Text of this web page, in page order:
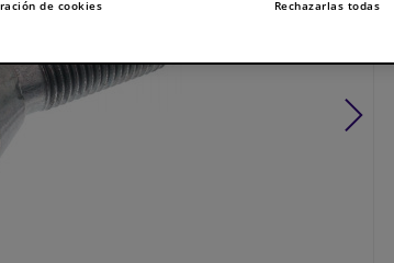
de cookies Rechazarlas todas